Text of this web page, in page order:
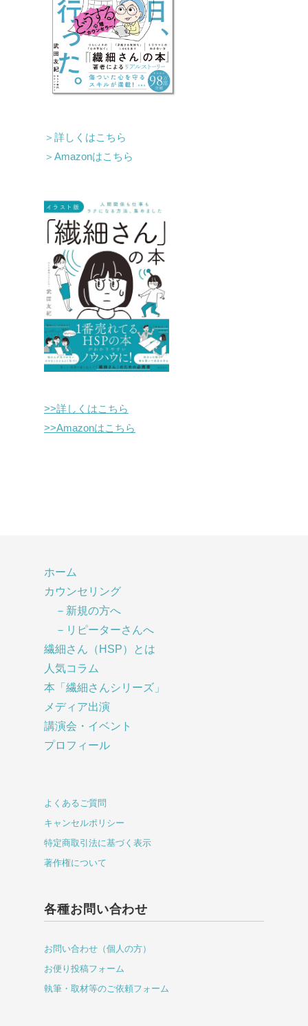
＞詳しくはこちら
＞Amazonはこちら
>>詳しくはこちら
>>Amazonはこちら
ホーム
カウンセリング
－新規の方へ
－リピーターさんへ
繊細さん（HSP）とは
人気コラム
本「繊細さんシリーズ」
メディア出演
講演会・イベント
プロフィール
よくあるご質問
キャンセルポリシー
特定商取引法に基づく表示
著作権について
各種お問い合わせ
お問い合わせ（個人の方）
お便り投稿フォーム
執筆・取材等のご依頼フォーム